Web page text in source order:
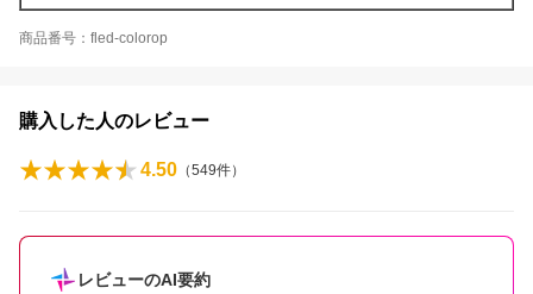
商品番号：fled-colorop
購入した人のレビュー
4.50 （549件）
レビューのAI要約